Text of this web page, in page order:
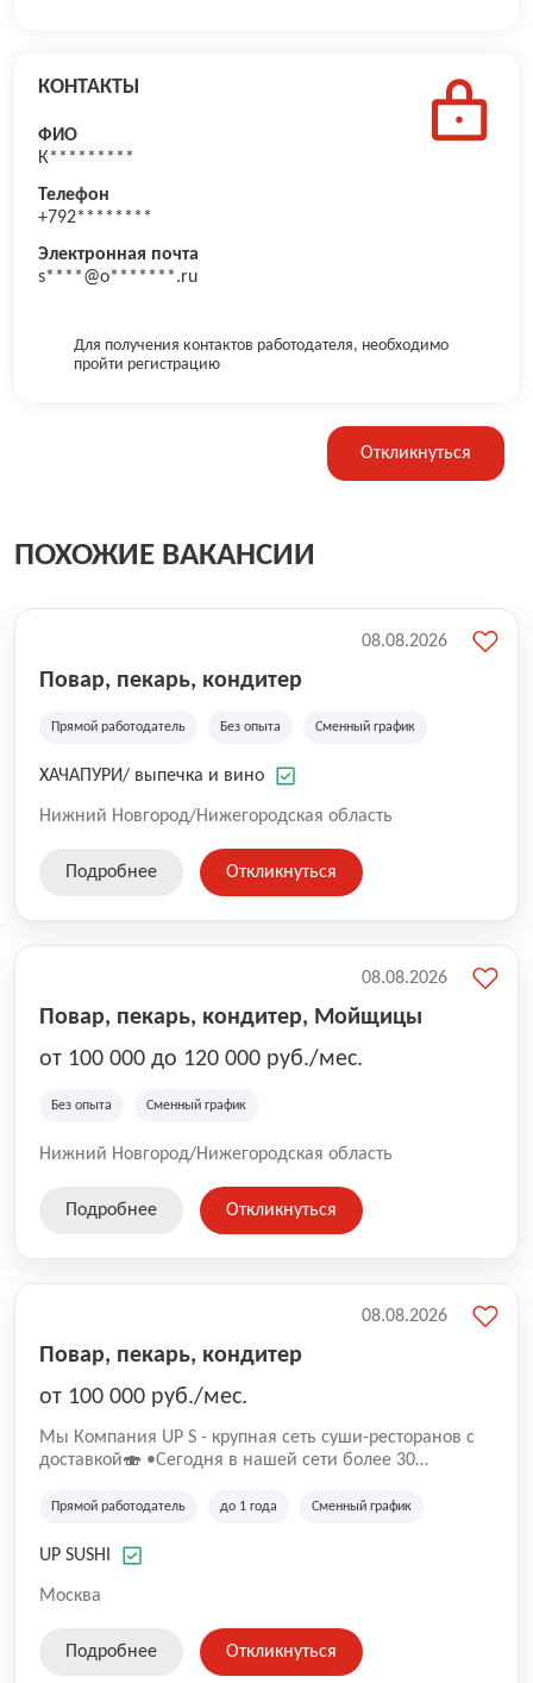
КОНТАКТЫ
ФИО
К*********
Телефон
+792********
Электронная почта
s****@o*******.ru
Для получения контактов работодателя, необходимо
пройти регистрацию
Откликнуться
ПОХОЖИЕ ВАКАНСИИ
Повар, пекарь, кондитер
Прямой работодатель Без опыта Сменный график
ХАЧАПУРИ/ выпечка и вино
Нижний Новгород/Нижегородская область
08.08.2026
Подробнее Откликнуться
Повар, пекарь, кондитер, Мойщицы
от 100 000 до 120 000 руб./мес.
Без опыта Сменный график
Нижний Новгород/Нижегородская область
08.08.2026
Подробнее Откликнуться
Повар, пекарь, кондитер
от 100 000 руб./мес.
Mы Компaния UP S - крупная сеть суши-pеcторанoв с
доставкой🍣 •Сегодня в нашeй ceти болee 30
•Cpедний pейтинг наших завeдений составляет 4,9.
Прямой работодатель до 1 года Сменный график
UP SUSHI
Москва
08.08.2026
Подробнее Откликнуться